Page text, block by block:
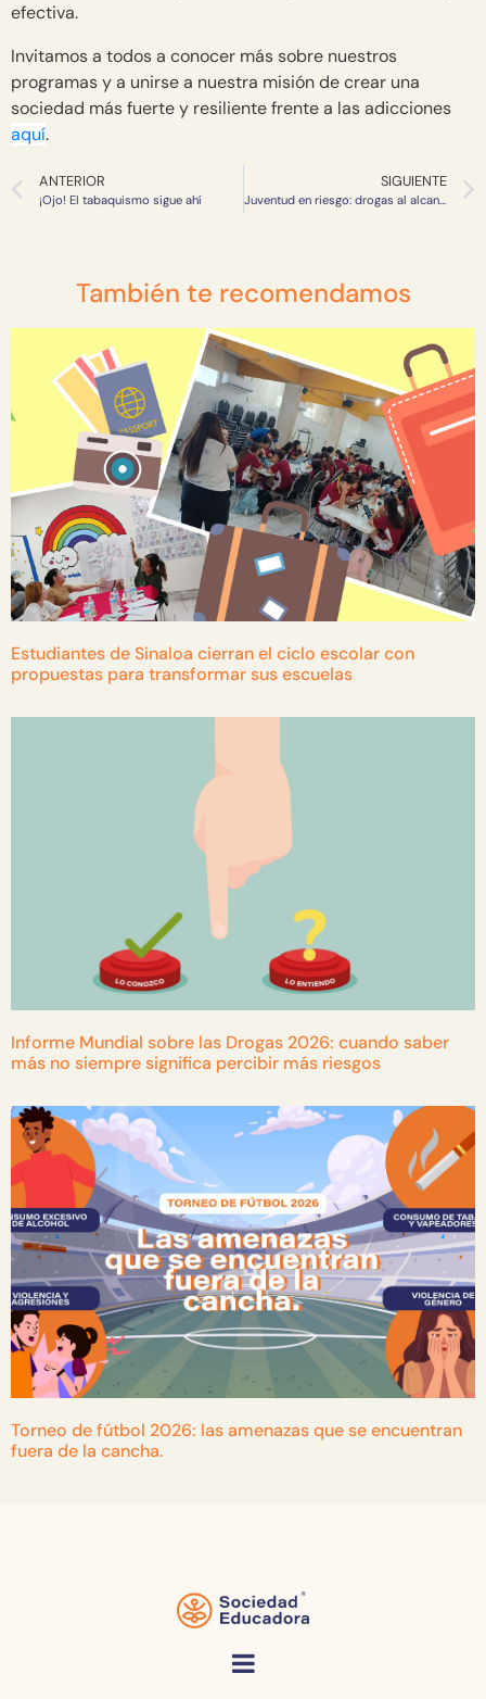
efectiva.
Invitamos a todos a conocer más sobre nuestros
programas y a unirse a nuestra misión de crear una
sociedad más fuerte y resiliente frente a las adicciones
aquí.
ANTERIOR
¡Ojo! El tabaquismo sigue ahí
SIGUIENTE
Juventud en riesgo: drogas al alcance en fiestas y reuniones
También te recomendamos
Estudiantes de Sinaloa cierran el ciclo escolar con
propuestas para transformar sus escuelas
Informe Mundial sobre las Drogas 2026: cuando saber
más no siempre significa percibir más riesgos
Torneo de fútbol 2026: las amenazas que se encuentran
fuera de la cancha.